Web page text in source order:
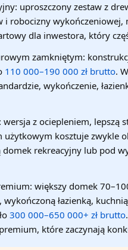
uproszczony zestaw z
robocizny wykończeniowej,
dla inwestora, który
zamkniętym:
110 000–190 000 zł brutto.
wykończenie,
wersja z ociepleniem, lepszą
kosztuje zwykle
rekreacyjny lub pod
większy domek
łazienką,
300 000–650 000+ zł brutto
które zaczynają